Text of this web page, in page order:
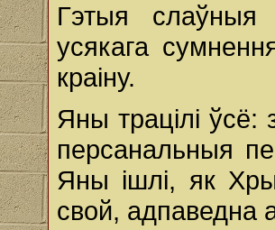
Гэтыя слаўныя
усякага
краіну.
Яны трацілі ўсё:
персанальныя
Яны ішлі, як
свой, адпаведна